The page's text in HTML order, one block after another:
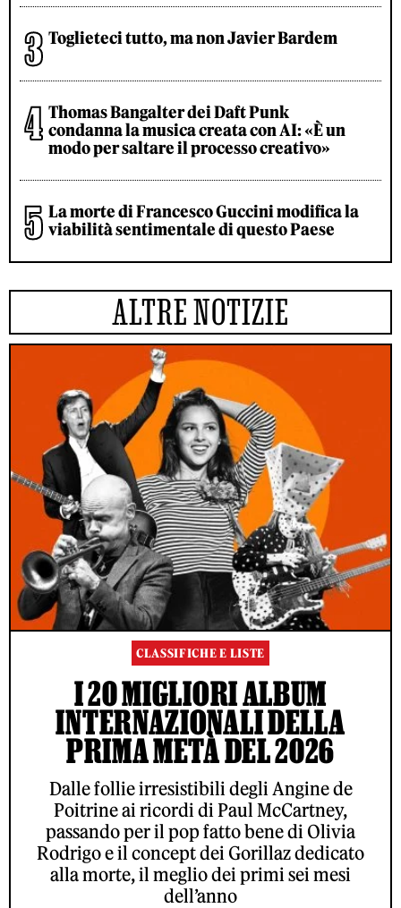
Toglieteci tutto, ma non Javier Bardem
Thomas Bangalter dei Daft Punk
condanna la musica creata con AI: «È un
modo per saltare il processo creativo»
La morte di Francesco Guccini modifica la
viabilità sentimentale di questo Paese
ALTRE NOTIZIE
CLASSIFICHE E LISTE
I 20 MIGLIORI ALBUM
INTERNAZIONALI DELLA
PRIMA METÀ DEL 2026
Dalle follie irresistibili degli Angine de
Poitrine ai ricordi di Paul McCartney,
passando per il pop fatto bene di Olivia
Rodrigo e il concept dei Gorillaz dedicato
alla morte, il meglio dei primi sei mesi
dell’anno